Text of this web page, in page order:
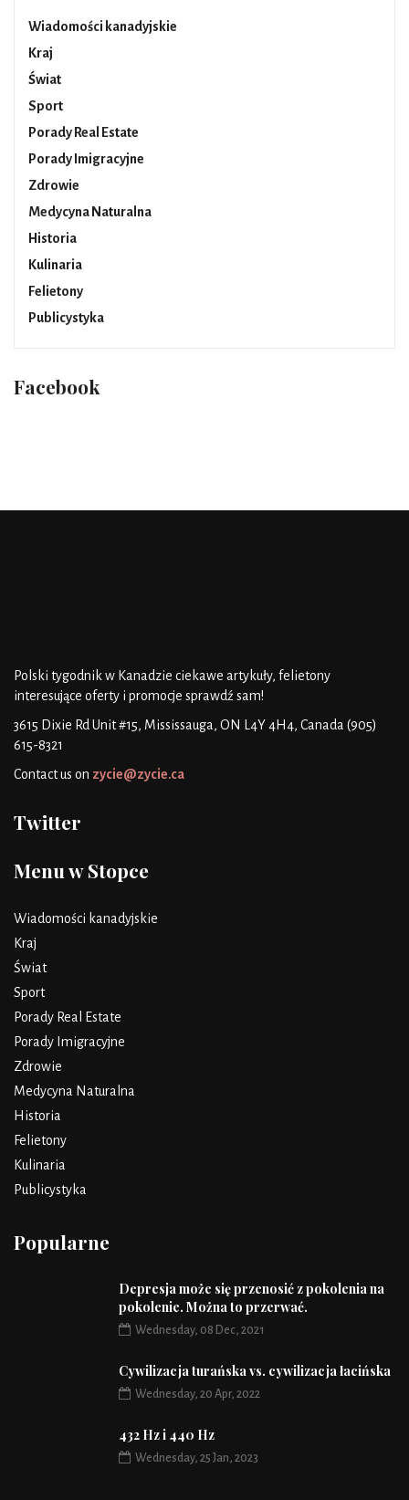
Wiadomości kanadyjskie
Kraj
Świat
Sport
Porady Real Estate
Porady Imigracyjne
Zdrowie
Medycyna Naturalna
Historia
Kulinaria
Felietony
Publicystyka
Facebook
Polski tygodnik w Kanadzie ciekawe artykuły, felietony
interesujące oferty i promocje sprawdź sam!
3615 Dixie Rd Unit #15, Mississauga, ON L4Y 4H4, Canada (905)
615-8321
Contact us on zycie@zycie.ca
Twitter
Menu w Stopce
Wiadomości kanadyjskie
Kraj
Świat
Sport
Porady Real Estate
Porady Imigracyjne
Zdrowie
Medycyna Naturalna
Historia
Felietony
Kulinaria
Publicystyka
Popularne
Depresja może się przenosić z pokolenia na
pokolenie. Można to przerwać.
Wednesday, 08 Dec, 2021
Cywilizacja turańska vs. cywilizacja łacińska
Wednesday, 20 Apr, 2022
432 Hz i 440 Hz
Wednesday, 25 Jan, 2023